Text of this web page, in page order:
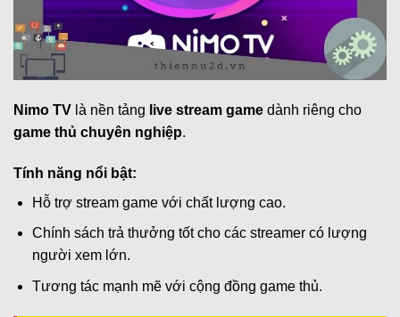
Nimo TV là nền tảng live stream game dành riêng cho
game thủ chuyên nghiệp.
Tính năng nổi bật:
Hỗ trợ stream game với chất lượng cao.
Chính sách trả thưởng tốt cho các streamer có lượng
người xem lớn.
Tương tác mạnh mẽ với cộng đồng game thủ.